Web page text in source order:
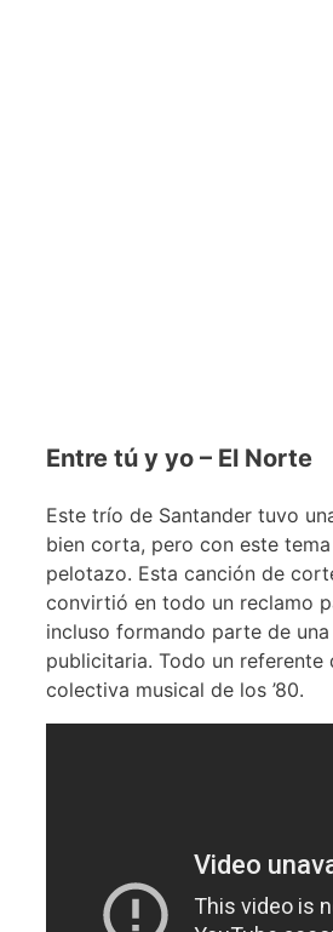
Entre tú y yo – El Norte
Este trío de Santander tuvo
bien corta, pero con este
pelotazo. Esta canción de
convirtió en todo un reclamo
incluso formando parte de una
publicitaria. Todo un referente
colectiva musical de los ’80.